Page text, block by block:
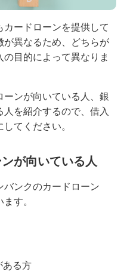
も紹介
可能？かかる利息や一
りられる？審査のポイン
立つ場面やメリット・
ーンが使える！よくあ
を紹介
カードローンを提供して
が異なるため、どちらが
目的によって異なりま
ンが向いている人、銀
を紹介するので、借入
てください。
が向いている人
バンクのカードローン
す。
ある方